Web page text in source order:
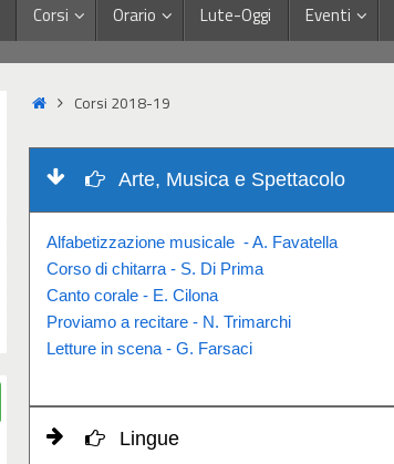
Corsi Orario Lute-Oggi Eventi
Corsi 2018-19
Arte, Musica e Spettacolo
Alfabetizzazione musicale - A. Favatella
Corso di chitarra - S. Di Prima
Canto corale - E. Cilona
Proviamo a recitare - N. Trimarchi
Letture in scena - G. Farsaci
Lingue